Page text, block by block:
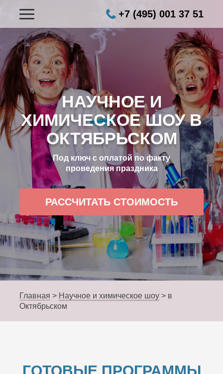
+7 (495) 001 37 51
НАУЧНОЕ И
ХИМИЧЕСКОЕ ШОУ В
ОКТЯБРЬСКОМ
Под ключ с оплатой по факту
проведения праздника
РАССЧИТАТЬ СТОИМОСТЬ
Главная > Научное и химическое шоу > в
Октябрьском